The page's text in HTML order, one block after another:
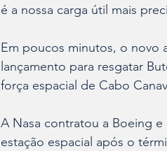
é a nossa carga útil mais
Em poucos minutos, o novo
lançamento para resgatar
força espacial de Cabo
A Nasa contratou a Boeing e
estação espacial após o